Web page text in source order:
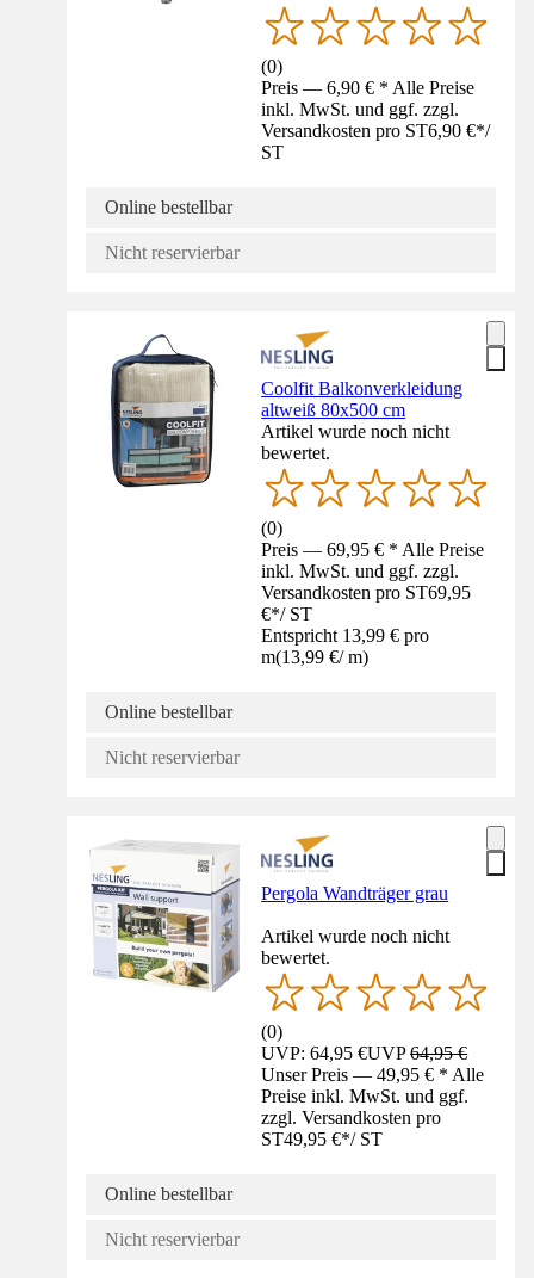
(0)
Preis — 6,90 € * Alle Preise
inkl. MwSt. und ggf. zzgl.
Versandkosten pro ST6,90 €*/
ST
Online bestellbar
Nicht reservierbar
Coolfit Balkonverkleidung
altweiß 80x500 cm
Artikel wurde noch nicht
bewertet.
(0)
Preis — 69,95 € * Alle Preise
inkl. MwSt. und ggf. zzgl.
Versandkosten pro ST69,95
€*/ ST
Entspricht 13,99 € pro
m(13,99 €/ m)
Online bestellbar
Nicht reservierbar
Pergola Wandträger grau
Artikel wurde noch nicht
bewertet.
(0)
UVP: 64,95 €UVP64,95 €
Unser Preis — 49,95 € * Alle
Preise inkl. MwSt. und ggf.
zzgl. Versandkosten pro
ST49,95 €*/ ST
Online bestellbar
Nicht reservierbar